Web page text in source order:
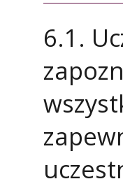
6.1.